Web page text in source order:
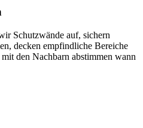
Schutzwände auf, sichern
decken empfindliche Bereiche
den Nachbarn abstimmen wann